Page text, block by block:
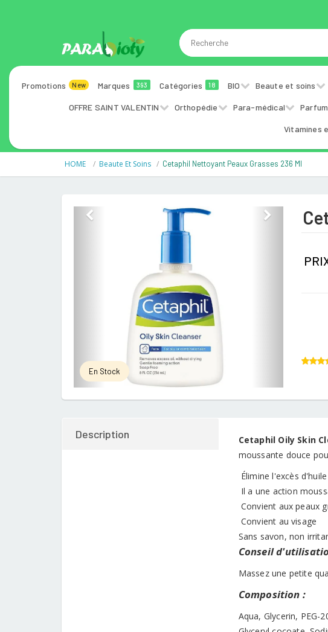
Promotions New Marques 393 Catégories 18 BIO Beaute et soins
OFFRE SAINT VALENTIN Orthopédie Para-médical Parfum
Vitamines
HOME Beaute Et Soins Cetaphil Nettoyant Peaux Grasses 236 Ml
Previous
En Stock
5
rating
Description Cetaphil Oily Skin
moussante douce
Élimine l'excès
Il a une action
Convient aux peaux
Convient au visage
Sans savon, non
Conseil
Massez une petite
Composition :
Aqua, Glycerin, PEG-